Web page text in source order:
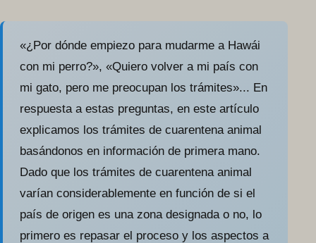
«¿Por dónde empiezo para mudarme a Hawái
con mi perro?», «Quiero volver a mi país con
mi gato, pero me preocupan los trámites»... En
respuesta a estas preguntas, en este artículo
explicamos los trámites de cuarentena animal
basándonos en información de primera mano.
Dado que los trámites de cuarentena animal
varían considerablemente en función de si el
país de origen es una zona designada o no, lo
primero es repasar el proceso y los aspectos a